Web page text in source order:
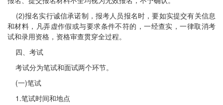
(2)报名实行诚信承诺制，报考人员报名时，要如实提交有关信息
和材料，凡弄虚作假或与要求条件不符的，一经查实，一律取消考
试和录用资格，资格审查贯穿全过程。
四、考试
考试分为笔试和面试两个环节。
(一)笔试
1.笔试时间和地点